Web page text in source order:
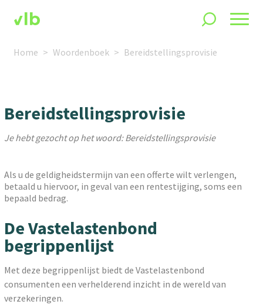
Home Woordenboek Bereidstellingsprovisie
Bereidstellingsprovisie
Je hebt gezocht op het woord: Bereidstellingsprovisie
Als u de geldigheidstermijn van een offerte wilt verlengen,
betaald u hiervoor, in geval van een rentestijging, soms een
bepaald bedrag.
De Vastelastenbond
begrippenlijst
Met deze begrippenlijst biedt de Vastelastenbond
consumenten een verhelderend inzicht in de wereld van
verzekeringen.